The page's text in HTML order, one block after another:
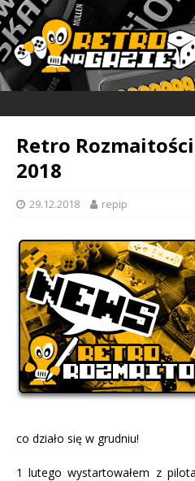
Retro
2018
29.12.2018 repip
co działo się w grudniu!
1 lutego wystartowałem z